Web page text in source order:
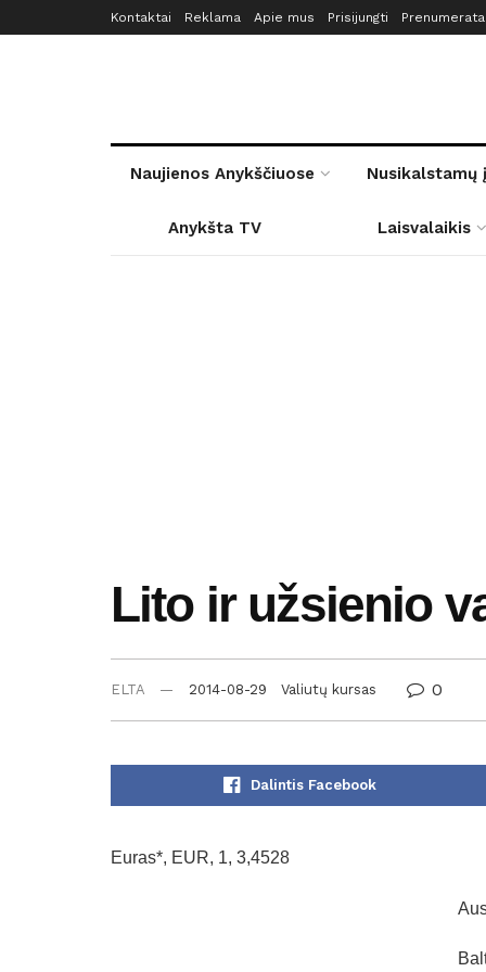
Kontaktai Reklama Apie mus Prisijungti Prenumerata
Naujienos Anykščiuose Nusikalstamų
Anykšta TV Laisvalaikis
Lito ir užsienio
ELTA 2014-08-29 Valiutų kursas 0
Dalintis Facebook
Euras*, EUR, 1, 3,4528